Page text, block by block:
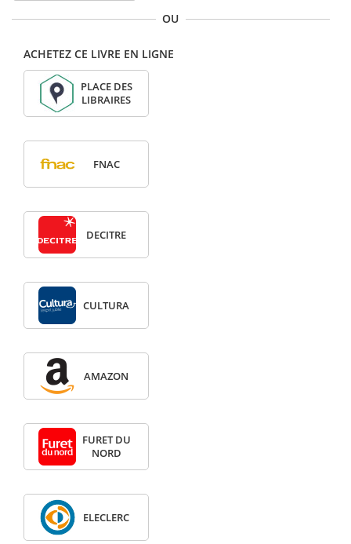
OU
ACHETEZ CE LIVRE EN LIGNE
PLACE DES
LIBRAIRES
FNAC
DECITRE
CULTURA
AMAZON
FURET DU
NORD
ELECLERC